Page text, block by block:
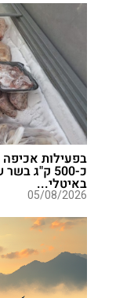
בפעילות
כ-500 ק"ג
באיטלי...
05/08/2026